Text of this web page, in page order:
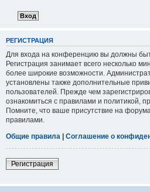
РЕГИСТРАЦИЯ
Для входа на конференцию вы должны
Регистрация занимает всего несколько
более широкие возможности.
установлены также дополнительные
пользователей. Прежде чем
ознакомиться с правилами и политикой,
Помните, что ваше присутствие на
правилами.
Общие правила | Соглашение о
Регистрация